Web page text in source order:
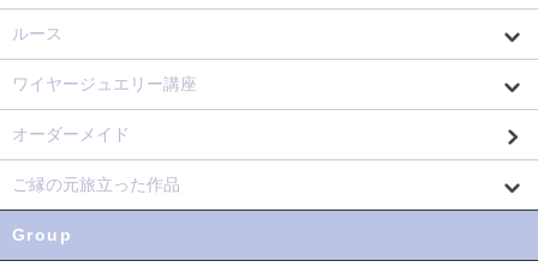
ルース
ワイヤージュエリー講座
オーダーメイド
ご縁の元旅立った作品
Group